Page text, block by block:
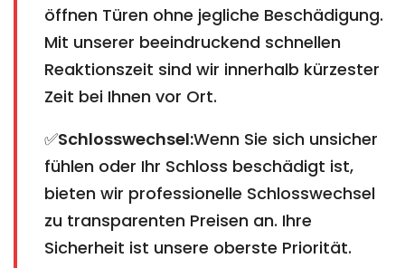
öffnen Türen ohne jegliche Beschädigung.
Mit unserer beeindruckend schnellen
Reaktionszeit sind wir innerhalb kürzester
Zeit bei Ihnen vor Ort.
✅Schlosswechsel:Wenn Sie sich unsicher
fühlen oder Ihr Schloss beschädigt ist,
bieten wir professionelle Schlosswechsel
zu transparenten Preisen an. Ihre
Sicherheit ist unsere oberste Priorität.